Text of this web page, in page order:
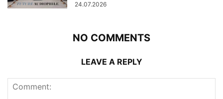
24.07.2026
NO COMMENTS
LEAVE A REPLY